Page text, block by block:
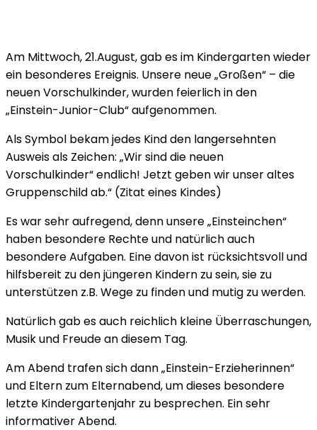
Am Mittwoch, 21.August, gab es im Kindergarten wieder
ein besonderes Ereignis. Unsere neue „Großen“ – die
neuen Vorschulkinder, wurden feierlich in den
„Einstein-Junior-Club“ aufgenommen.
Als Symbol bekam jedes Kind den langersehnten
Ausweis als Zeichen: „Wir sind die neuen
Vorschulkinder“ endlich! Jetzt geben wir unser altes
Gruppenschild ab.“ (Zitat eines Kindes)
Es war sehr aufregend, denn unsere „Einsteinchen“
haben besondere Rechte und natürlich auch
besondere Aufgaben. Eine davon ist rücksichtsvoll und
hilfsbereit zu den jüngeren Kindern zu sein, sie zu
unterstützen z.B. Wege zu finden und mutig zu werden.
Natürlich gab es auch reichlich kleine Überraschungen,
Musik und Freude an diesem Tag.
Am Abend trafen sich dann „Einstein-Erzieherinnen“
und Eltern zum Elternabend, um dieses besondere
letzte Kindergartenjahr zu besprechen. Ein sehr
informativer Abend.